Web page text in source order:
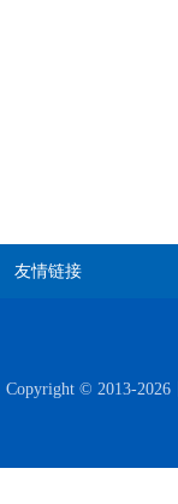
友情链接
Copyright © 2013-2026